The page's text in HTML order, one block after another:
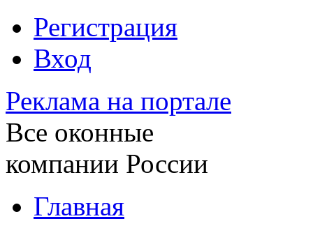
Регистрация
Вход
Реклама на портале
Все оконные
компании России
Главная